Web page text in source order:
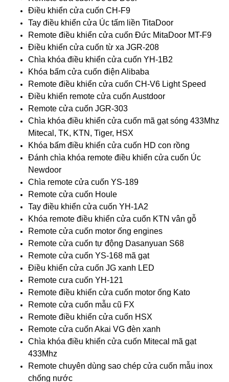
Điều khiển cửa cuốn CH-F9
Tay điều khiển cửa Úc tấm liền TitaDoor
Remote điều khiển cửa cuốn Đức MitaDoor MT-F9
Điều khiển cửa cuốn từ xa JGR-208
Chìa khóa điều khiển cửa cuốn YH-1B2
Khóa bấm cửa cuốn điện Alibaba
Remote điều khiển cửa cuốn CH-V6 Light Speed
Điều khiển remote cửa cuốn Austdoor
Remote cửa cuốn JGR-303
Chìa khóa điều khiển cửa cuốn mã gạt sóng 433Mhz
Mitecal, TK, KTN, Tiger, HSX
Khóa bấm điều khiển cửa cuốn HD con rồng
Đánh chìa khóa remote điều khiển cửa cuốn Úc
Newdoor
Chìa remote cửa cuốn YS-189
Remote cửa cuốn Houle
Tay điều khiển cửa cuốn YH-1A2
Khóa remote điều khiển cửa cuốn KTN vân gỗ
Remote cửa cuốn motor ống engines
Remote cửa cuốn tự động Dasanyuan S68
Remote cửa cuốn YS-168 mã gạt
Điều khiển cửa cuốn JG xanh LED
Remote cưa cuốn YH-121
Remote điều khiển cửa cuốn motor ống Kato
Remote cửa cuốn mẫu cũ FX
Remote điều khiển cửa cuốn HSX
Remote cửa cuốn Akai VG đèn xanh
Chìa khóa điều khiển cửa cuốn Mitecal mã gạt
433Mhz
Remote chuyên dùng sao chép cửa cuốn mẫu inox
chống nước